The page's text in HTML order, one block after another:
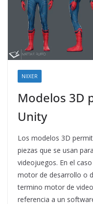
NIIXER
Modelos 3D
Unity
Los modelos 3D
piezas que se usan
videojuegos. En el
motor de desarrollo o
termino motor de
referencia a un